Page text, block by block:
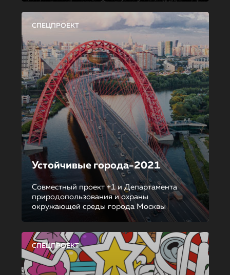
СПЕЦПРОЕКТ
Устойчивые города-2021
Совместный проект +1 и Департамента
природопользования и охраны
окружающей среды города Москвы
СПЕЦПРОЕКТ